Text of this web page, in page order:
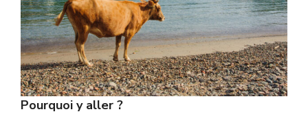
Pourquoi y aller ?